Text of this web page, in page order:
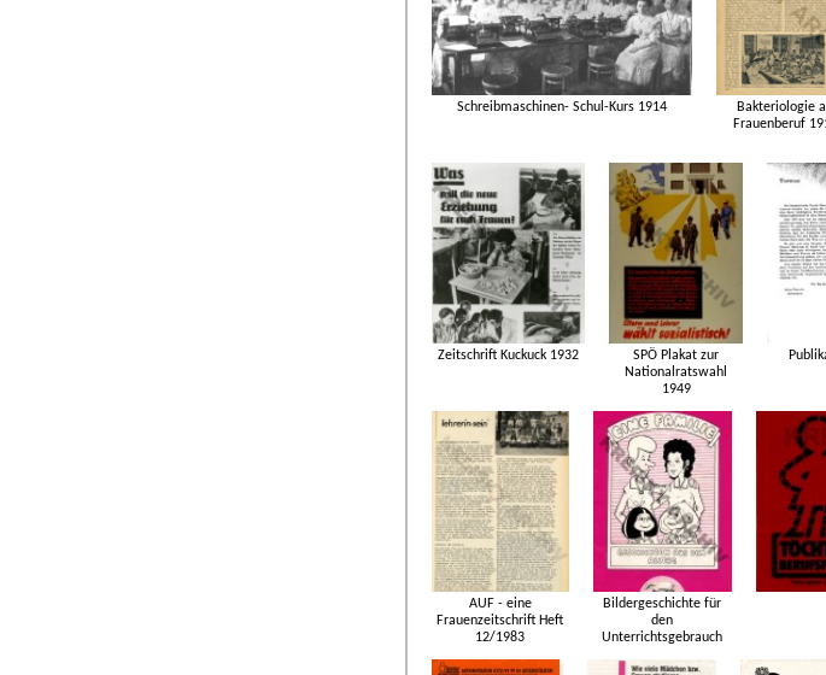
Schreibmaschinen- Schul-Kurs 1914
Bakteriologie
Frauenberuf
Zeitschrift Kuckuck 1932
SPÖ Plakat zur
Nationalratswahl
1949
AUF - eine
Frauenzeitschrift Heft
12/1983
Bildergeschichte für
den
Unterrichtsgebrauch